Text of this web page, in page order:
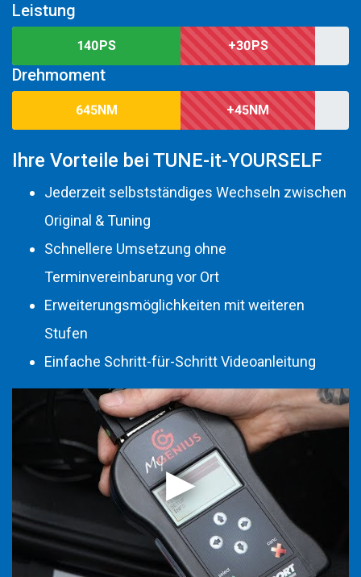
Leistung
140PS +30PS
Drehmoment
645NM +45NM
Ihre Vorteile bei TUNE-it-YOURSELF
Jederzeit selbstständiges Wechseln zwischen
Original & Tuning
Schnellere Umsetzung ohne
Terminvereinbarung vor Ort
Erweiterungsmöglichkeiten mit weiteren
Stufen
Einfache Schritt-für-Schritt Videoanleitung